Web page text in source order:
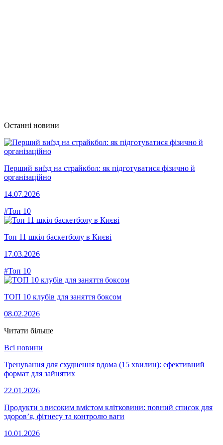
Останні новини
Перший виїзд на страйкбол: як підготуватися фізично й
організаційно
14.07.2026
#Топ 10
Топ 11 шкіл баскетболу в Києві
17.03.2026
#Топ 10
ТОП 10 клубів для заняття боксом
08.02.2026
Читати більше
Всі новини
Тренування для схуднення вдома (15 хвилин): ефективний
формат для зайнятих
22.01.2026
Продукти з високим вмістом клітковини: повний список для
здоров’я, фітнесу та контролю ваги
10.01.2026